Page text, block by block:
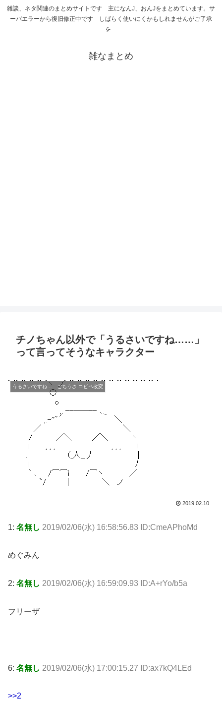
雑談、ネタ関連のまとめサイトです 主になんJ、おんJをまとめています。サ
ーバエラーから復旧修正中です しばらく使いにくかもしれませんがご了承
を
雑なまとめ
チノちゃん以外で「うるさいですね……」
って言ってそうなキャラクター
うるさいですね… ごちうさ コピペ改変
2019.02.10
1: 名無し 2019/02/06(水) 16:58:56.83 ID:CmeAPhoMd
めぐみん
2: 名無し 2019/02/06(水) 16:59:09.93 ID:A+rYo/b5a
フリーザ
6: 名無し 2019/02/06(水) 17:00:15.27 ID:ax7kQ4LEd
>>2